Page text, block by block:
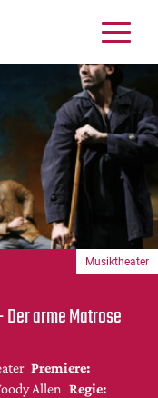
arme Matrose
Premiere:
Allen Regie:
Musiktheater